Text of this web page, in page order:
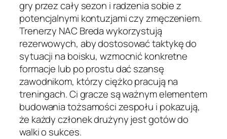
gry przez cały sezon i radzenia sobie z
potencjalnymi kontuzjami czy zmęczeniem.
Trenerzy NAC Breda wykorzystują
rezerwowych, aby dostosować taktykę do
sytuacji na boisku, wzmocnić konkretne
formacje lub po prostu dać szansę
zawodnikom, którzy ciężko pracują na
treningach. Ci gracze są ważnym elementem
budowania tożsamości zespołu i pokazują,
że każdy członek drużyny jest gotów do
walki o sukces.